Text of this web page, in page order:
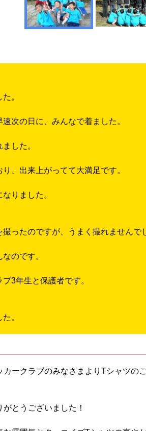
。
速次の日に、みんなで着ました。
した。
、出来上がってて大満足です。
りました。
撮ったのですが、うまく撮れませんで
のです。
3年生と保護者です。
。
ークラブのみなさまよりTシャツの
とうございました！